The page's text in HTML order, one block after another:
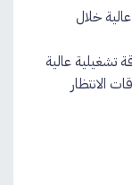
خلال
عالية
الانتظار